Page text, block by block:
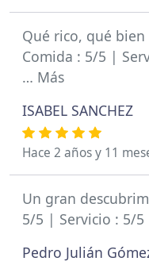
Qué rico, qué
Comida : 5/5 |
… Más
ISABEL SANCHEZ
Hace 2 años y 11
Un gran
5/5 | Servicio : 5/
Pedro Julián